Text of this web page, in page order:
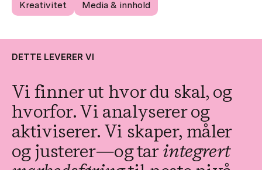
Kreativitet Media & innhold
DETTE LEVERER VI
Vi finner ut hvor du skal, og
hvorfor. Vi analyserer og
aktiviserer. Vi skaper, måler
og justerer—og tarintegrert